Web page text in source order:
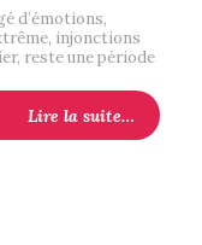
d’émotions,
injonctions
reste une période
Lire la suite…